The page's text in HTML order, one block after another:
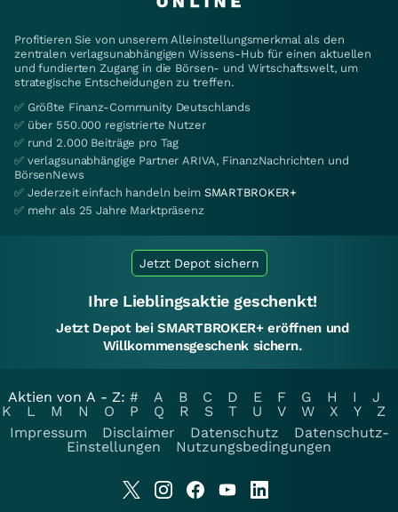
Profitieren Sie von unserem Alleinstellungsmerkmal als den
zentralen verlagsunabhängigen Wissens-Hub für einen aktuellen
und fundierten Zugang in die Börsen- und Wirtschaftswelt, um
strategische Entscheidungen zu treffen.
✅ Größte Finanz-Community Deutschlands
✅ über 550.000 registrierte Nutzer
✅ rund 2.000 Beiträge pro Tag
✅ verlagsunabhängige Partner ARIVA, FinanzNachrichten und
BörsenNews
✅ Jederzeit einfach handeln beim SMARTBROKER+
✅ mehr als 25 Jahre Marktpräsenz
Jetzt Depot sichern
Ihre Lieblingsaktie geschenkt!
Jetzt Depot bei SMARTBROKER+ eröffnen und
Willkommensgeschenk sichern.
Aktien von A - Z: # A B C D E F G H I
J
K
L M N O P Q R S T U V W X Y
Z
Impressum
Disclaimer Datenschutz
Datenschutz-
Einstellungen
Nutzungsbedingungen